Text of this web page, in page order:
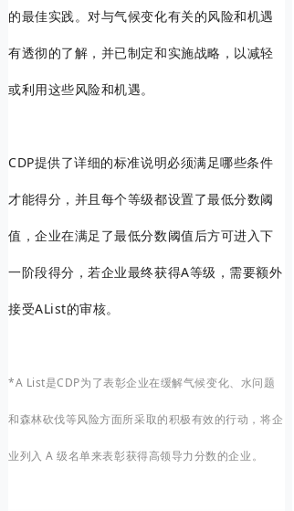
的最佳实践。对与气候变化有关的风险和机遇
有透彻的了解，并已制定和实施战略，以减轻
或利用这些风险和机遇。
CDP提供了详细的标准说明必须满足哪些条件
才能得分，并且每个等级都设置了最低分数阈
值，企业在满足了最低分数阈值后方可进入下
一阶段得分，若企业最终获得A等级，需要额外
接受AList的审核。
*A List是CDP为了表彰企业在缓解气候变化、水问题
和森林砍伐等风险方面所采取的积极有效的行动，将企
业列入 A 级名单来表彰获得高领导力分数的企业。